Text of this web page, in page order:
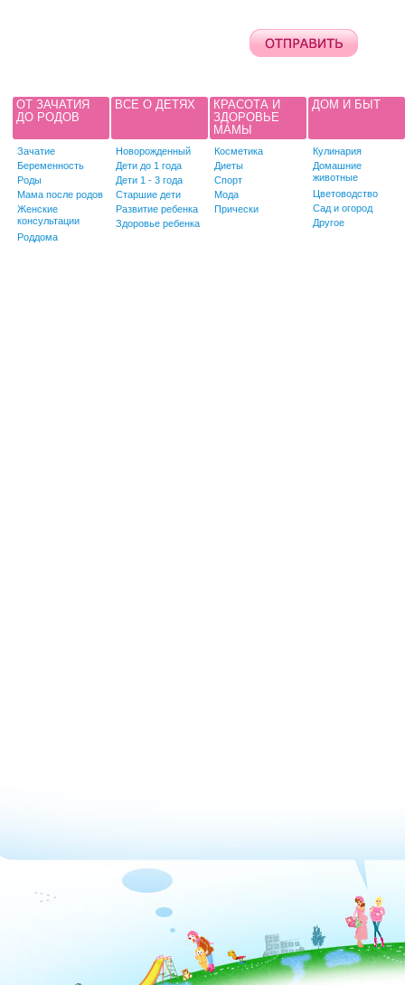
ОТ ЗАЧАТИЯ
ДО РОДОВ
Зачатие
Беременность
Роды
Мама после родов
Женские
консультации
Роддома
ВСЕ О ДЕТЯХ
Новорожденный
Дети до 1 года
Дети 1 - 3 года
Старшие дети
Развитие ребенка
Здоровье ребенка
КРАСОТА И
ЗДОРОВЬЕ
МАМЫ
Косметика
Диеты
Спорт
Мода
Прически
ДОМ И БЫТ
Кулинария
Домашние
животные
Цветоводство
Сад и огород
Другое